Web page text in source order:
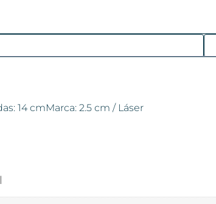
14 cmMarca: 2.5 cm / Láser